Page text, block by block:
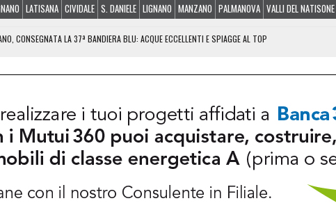
LATISANA CIVIDALE S. DANIELE LIGNANO MANZANO PALMANOVA VALLI DEL NATISONE
CONSEGNATA LA 37ª BANDIERA BLU: ACQUE ECCELLENTI E SPIAGGE AL TOP
DI NOTTE E ALL’ALBA: POTENZIATA LA LINEA 2
I PREZZI DI DIESEL E BENZINA IN SLOVENIA: ECCO QUANTO SI PAGA